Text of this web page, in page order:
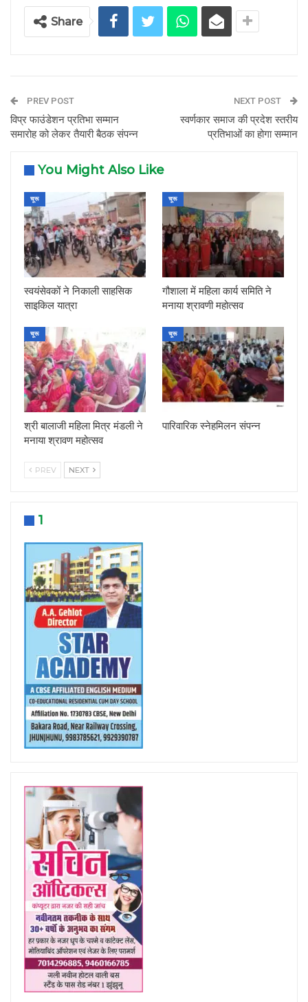
Share
PREV POST
विप्र फाउंडेशन प्रतिभा सम्मान
समारोह को लेकर तैयारी बैठक संपन्न
NEXT POST
स्वर्णकार समाज की प्रदेश स्तरीय
प्रतिभाओं का होगा सम्मान
You Might Also Like
चूरू
स्वयंसेवकों ने निकाली साहसिक
साइकिल यात्रा
चूरू
गौशाला में महिला कार्य समिति ने
मनाया श्रावणी महोत्सव
चूरू
श्री बालाजी महिला मित्र मंडली ने
मनाया श्रावण महोत्सव
चूरू
पारिवारिक स्नेहमिलन संपन्न
PREV NEXT
1